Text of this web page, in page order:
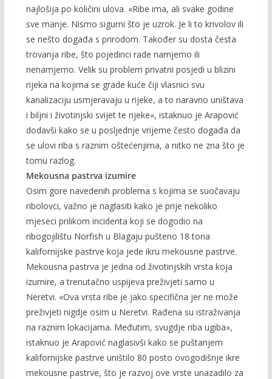
najlošija po količini ulova. «Ribe ima, ali svake godine
sve manje. Nismo sigurni što je uzrok. Je li to krivolov ili
se nešto događa s prirodom. Također su dosta česta
trovanja ribe, što pojedinci rade namjerno ili
nenamjerno. Velik su problem privatni posjedi u blizini
rijeka na kojima se grade kuće čiji vlasnici svu
kanalizaciju usmjeravaju u rijeke, a to naravno uništava
i biljni i životinjski svijet te rijeke», istaknuo je Arapović
dodavši kako se u posljednje vrijeme često događa da
se ulovi riba s raznim oštećenjima, a nitko ne zna što je
tomu razlog.
Mekousna pastrva izumire
Osim gore navedenih problema s kojima se suočavaju
ribolovci, važno je naglasiti kako je prije nekoliko
mjeseci prilikom incidenta koji se dogodio na
ribogojilištu Norfish u Blagaju pušteno 18 tona
kalifornijske pastrve koja jede ikru mekousne pastrve.
Mekousna pastrva je jedna od životinjskih vrsta koja
izumire, a trenutačno uspijeva preživjeti samo u
Neretvi. «Ova vrsta ribe je jako specifična jer ne može
preživjeti nigdje osim u Neretvi. Rađena su istraživanja
na raznim lokacijama. Međutim, svugdje riba ugiba»,
istaknuo je Arapović naglasivši kako se puštanjem
kalifornijske pastrve uništilo 80 posto ovogodišnje ikre
mekousne pastrve, što je razvoj ove vrste unazadilo za